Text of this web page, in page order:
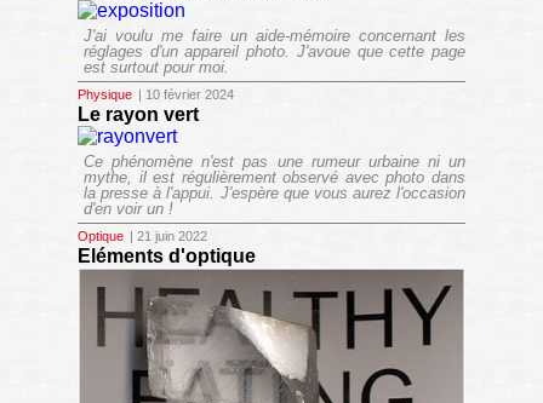
J'ai voulu me faire un aide-mémoire concernant les
réglages d'un appareil photo. J'avoue que cette page
est surtout pour moi.
Physique | 10 février 2024
Le rayon vert
Ce phénomène n'est pas une rumeur urbaine ni un
mythe, il est régulièrement observé avec photo dans
la presse à l'appui. J'espère que vous aurez l'occasion
d'en voir un !
Optique | 21 juin 2022
Eléments d'optique